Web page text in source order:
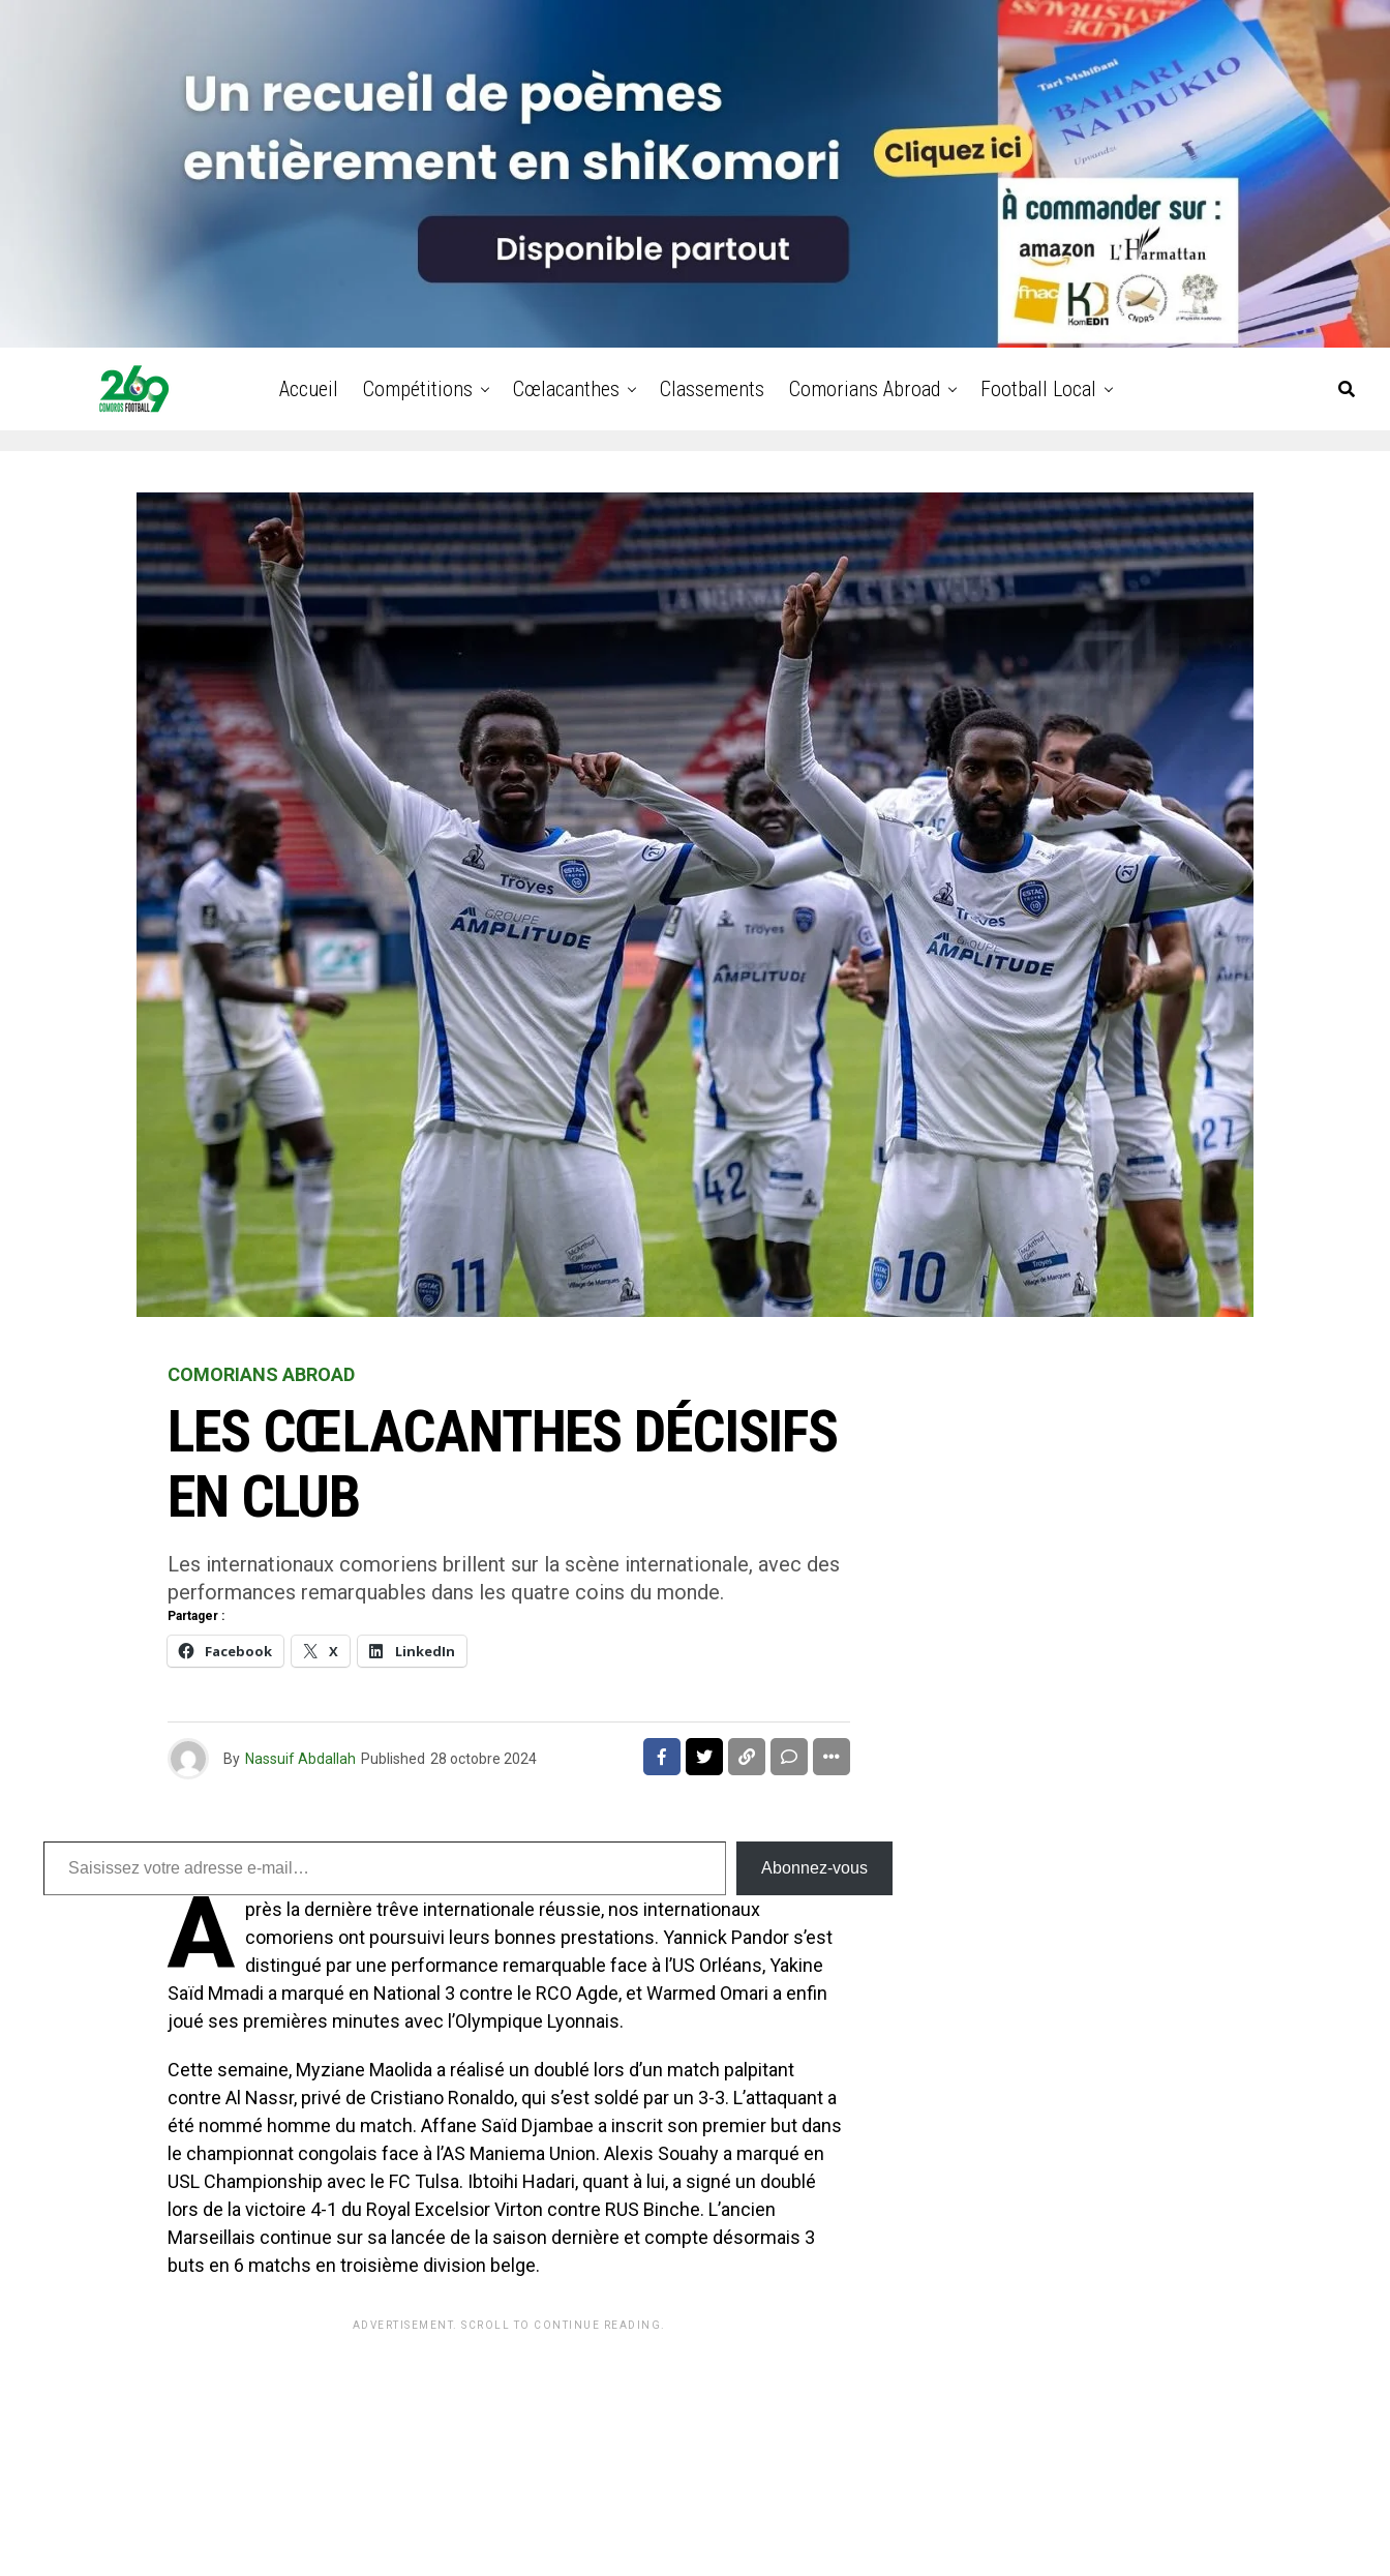
Accueil Compétitions Cœlacanthes Classements Comorians Abroad Football Local
COMORIANS ABROAD
LES CŒLACANTHES DÉCISIFS
EN CLUB
Les internationaux comoriens brillent sur la scène internationale, avec des
performances remarquables dans les quatre coins du monde.
Partager :
Facebook X LinkedIn
By Nassuif Abdallah Published 28 octobre 2024
Saisissez votre adresse e-mail…
Abonnez-vous
A près la dernière trêve internationale réussie, nos internationaux
comoriens ont poursuivi leurs bonnes prestations. Yannick Pandor s’est
distingué par une performance remarquable face à l’US Orléans, Yakine
Saïd Mmadi a marqué en National 3 contre le RCO Agde, et Warmed Omari a enfin
joué ses premières minutes avec l’Olympique Lyonnais.
Cette semaine, Myziane Maolida a réalisé un doublé lors d’un match palpitant
contre Al Nassr, privé de Cristiano Ronaldo, qui s’est soldé par un 3-3. L’attaquant a
été nommé homme du match. Affane Saïd Djambae a inscrit son premier but dans
le championnat congolais face à l’AS Maniema Union. Alexis Souahy a marqué en
USL Championship avec le FC Tulsa. Ibtoihi Hadari, quant à lui, a signé un doublé
lors de la victoire 4-1 du Royal Excelsior Virton contre RUS Binche. L’ancien
Marseillais continue sur sa lancée de la saison dernière et compte désormais 3
buts en 6 matchs en troisième division belge.
ADVERTISEMENT. SCROLL TO CONTINUE READING.